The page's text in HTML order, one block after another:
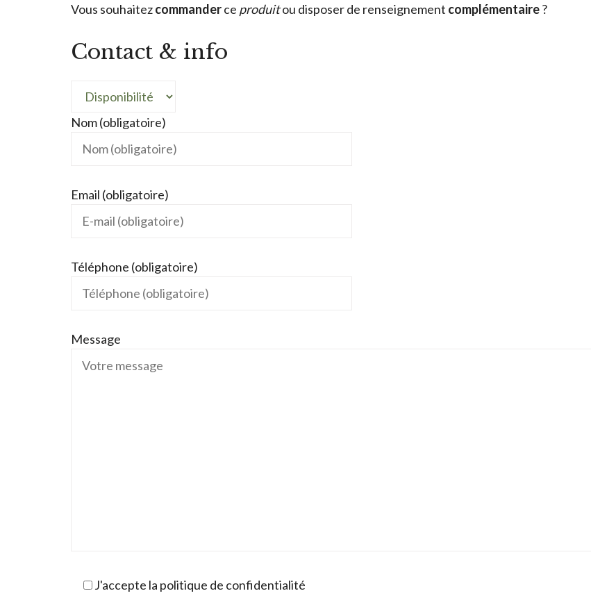
Vous souhaitezcommanderce produitou disposer de renseignement complémentaire?
Contact & info
Nom (obligatoire)
Email (obligatoire)
Téléphone (obligatoire)
Message
J'accepte la politique de confidentialité